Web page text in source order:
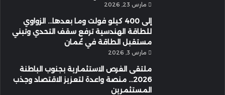
مارس 23, 2026
إلى 400 كيلو فولت وما بعدها… الزواوي
للطاقة الهندسية ترفع سقف التحدي وتبني
مستقبل الطاقة في عُمان
مارس 3, 2026
ملتقى الفرص الاستثمارية بجنوب الباطنة
2026… منصة واعدة لتعزيز الاقتصاد وجذب
المستثمرين